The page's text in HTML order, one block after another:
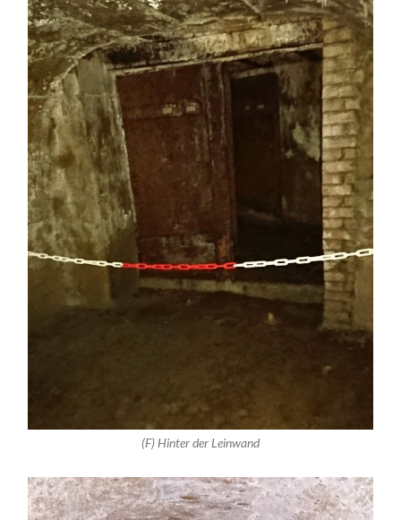
(F) Hinter der Leinwand